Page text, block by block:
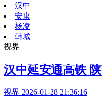
汉中
安康
杨凌
韩城
视界
汉中延安通高铁
视界 2026-01-28 21:36:16